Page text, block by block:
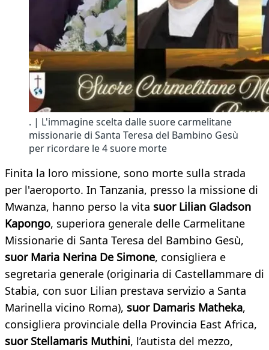
. | L'immagine scelta dalle suore carmelitane
missionarie di Santa Teresa del Bambino Gesù
per ricordare le 4 suore morte
Finita la loro missione, sono morte sulla strada
per l'aeroporto. In Tanzania, presso la missione di
Mwanza, hanno perso la vita suor Lilian Gladson
Kapongo, superiora generale delle Carmelitane
Missionarie di Santa Teresa del Bambino Gesù,
suor Maria Nerina De Simone, consigliera e
segretaria generale (originaria di Castellammare di
Stabia, con suor Lilian prestava servizio a Santa
Marinella vicino Roma), suor Damaris Matheka,
consigliera provinciale della Provincia East Africa,
suor Stellamaris Muthini, l’autista del mezzo,